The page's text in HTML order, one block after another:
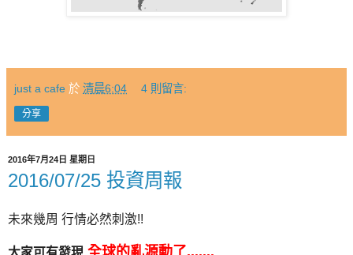
just a cafe 於 清晨6:04 4 則留言:
分享
2016年7月24日 星期日
2016/07/25 投資周報
未來幾周 行情必然刺激!!
大家可有發現